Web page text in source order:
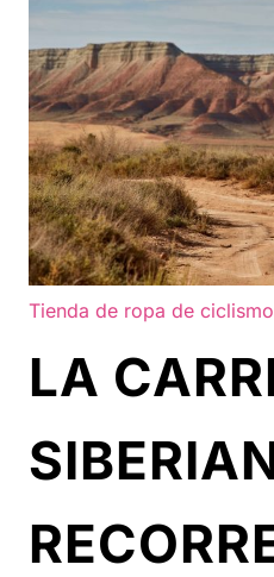
Tienda de ropa de ciclismo
LA